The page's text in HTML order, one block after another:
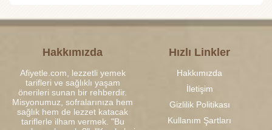
Hakkımızda
Afiyetle.com, lezzetli yemek
tarifleri ve sağlıklı yaşam
önerileri sunan bir rehberdir.
Misyonumuz, sofralarınıza hem
sağlık hem de lezzet katacak
tariflerle ilham vermek. "Bu
Hızlı Linkler
Hakkımızda
İletişim
Gizlilik Politikası
Kullanım Şartları